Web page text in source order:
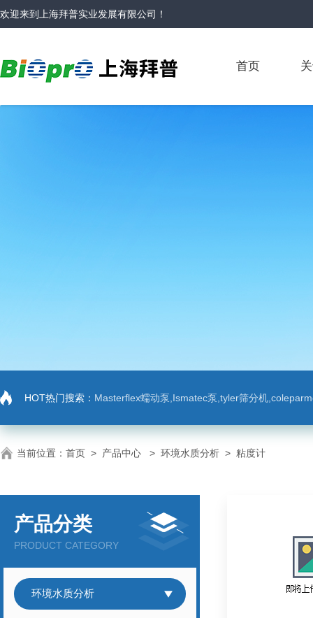
欢迎来到 上海拜普实业发展有限公司 ！
首页
HOT热门搜索： Masterflex蠕动泵,Ismatec泵,tyler筛分机,coleparmer,注射
当前位置： 首页 > 产品中心 > 环境水质分析 > 粘度计
产品分类
PRODUCT CATEGORY
环境水质分析